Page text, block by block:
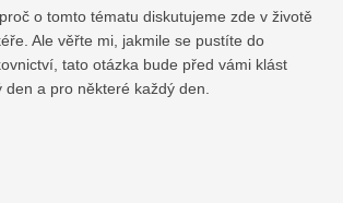
o tomto tématu diskutujeme zde v životě
Ale věřte mi, jakmile se pustíte do
tato otázka bude před vámi klást
a pro některé každý den.